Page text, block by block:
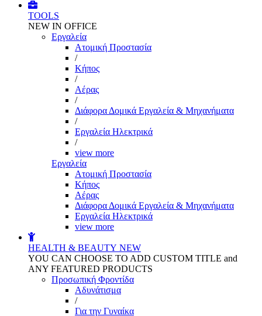
TOOLS
NEW IN OFFICE
Εργαλεία
Aτομική Προστασία
/
Kήπος
/
Αέρας
/
Διάφορα Δομικά Εργαλεία & Μηχανήματα
/
Εργαλεία Ηλεκτρικά
/
view more
Εργαλεία
Aτομική Προστασία
Kήπος
Αέρας
Διάφορα Δομικά Εργαλεία & Μηχανήματα
Εργαλεία Ηλεκτρικά
view more
HEALTH & BEAUTY NEW
YOU CAN CHOOSE TO ADD CUSTOM TITLE and
ANY FEATURED PRODUCTS
Προσωπική Φροντίδα
Αδυνάτισμα
/
Για την Γυναίκα